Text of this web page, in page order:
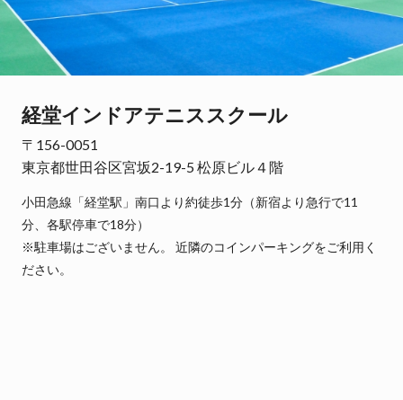
経堂インドアテニススクール
〒156-0051
東京都世田谷区宮坂2-19-5 松原ビル４階
小田急線「経堂駅」南口より約徒歩1分（新宿より急行で11
分、各駅停車で18分）
※駐車場はございません。 近隣のコインパーキングをご利用く
ださい。